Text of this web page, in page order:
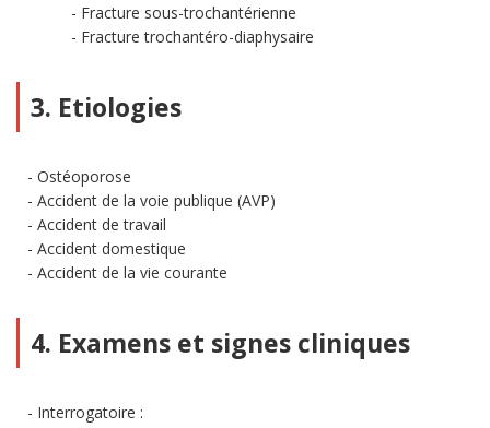
Fracture sous-trochantérienne
Fracture trochantéro-diaphysaire
3. Etiologies
Ostéoporose
Accident de la voie publique (AVP)
Accident de travail
Accident domestique
Accident de la vie courante
4. Examens et signes cliniques
Interrogatoire :